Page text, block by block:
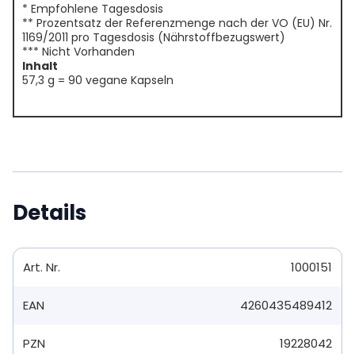
* Empfohlene Tagesdosis
** Prozentsatz der Referenzmenge nach der VO (EU) Nr.
1169/2011 pro Tagesdosis (Nährstoffbezugswert)
*** Nicht Vorhanden
Inhalt
57,3 g = 90 vegane Kapseln
Details
Art. Nr. 1000151
EAN 4260435489412
PZN 19228042